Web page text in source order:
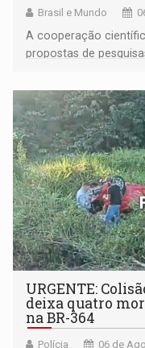
Brasil e Mundo
A cooperação
propostas de
URGENTE:
deixa quatro
na BR-364
Polícia 06 de